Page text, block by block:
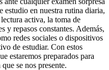
estudio en nuestra rutina diaria,
activa, la toma de
y repasos constantes. Además,
redes sociales o dispositivos
de estudiar. Con estos
estaremos preparados para
se nos presente.